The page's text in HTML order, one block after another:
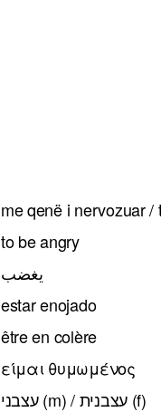
me qenë i nervozuar
to be angry
يغضب
estar enojado
être en colère
είμαι θυμωμένος
עצבני (m) / עצבנית (f)